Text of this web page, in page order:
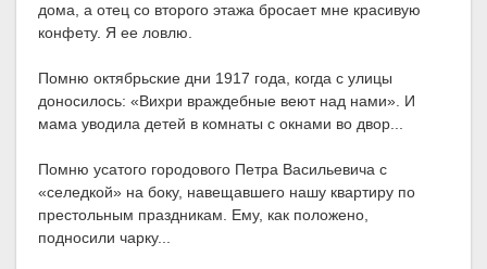
дома, а отец со второго этажа бросает мне красивую
конфету. Я ее ловлю.
Помню октябрьские дни 1917 года, когда с улицы
доносилось: «Вихри враждебные веют над нами». И
мама уводила детей в комнаты с окнами во двор...
Помню усатого городового Петра Васильевича с
«селедкой» на боку, навещавшего нашу квартиру по
престольным праздникам. Ему, как положено,
подносили чарку...